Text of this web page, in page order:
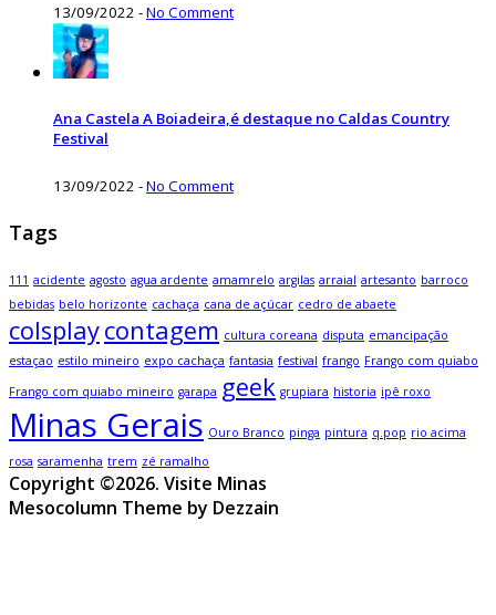
13/09/2022 -No Comment
Ana Castela A Boiadeira,é destaque no Caldas Country
Festival
13/09/2022 -No Comment
Tags
111 acidente agosto agua ardente amamrelo argilas arraial artesanto barroco
bebidas belo horizonte cachaça cana de açúcar cedro de abaete
colsplaycontagem cultura coreana disputa emancipação
estaçao estilo mineiro expo cachaça fantasia festival frango Frango com quiabo
Frango com quiabo mineiro garapa geek grupiara historia ipê roxo
Minas Gerais Ouro Branco pinga pintura q.pop rio acima
rosa saramenha trem zé ramalho
Copyright ©2026. Visite Minas
Mesocolumn Theme by Dezzain